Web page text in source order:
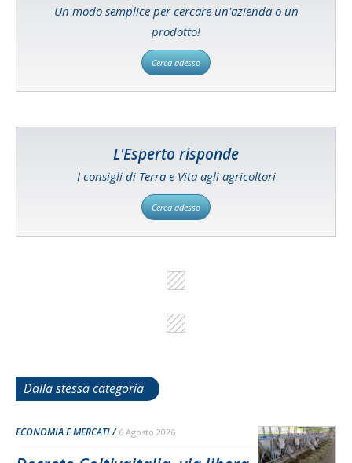
Un modo semplice per cercare un'azienda o un
prodotto!
Cerca adesso
L'Esperto risponde
I consigli di Terra e Vita agli agricoltori
Cerca adesso
Dalla stessa categoria
ECONOMIA E MERCATI 6 Agosto 2026